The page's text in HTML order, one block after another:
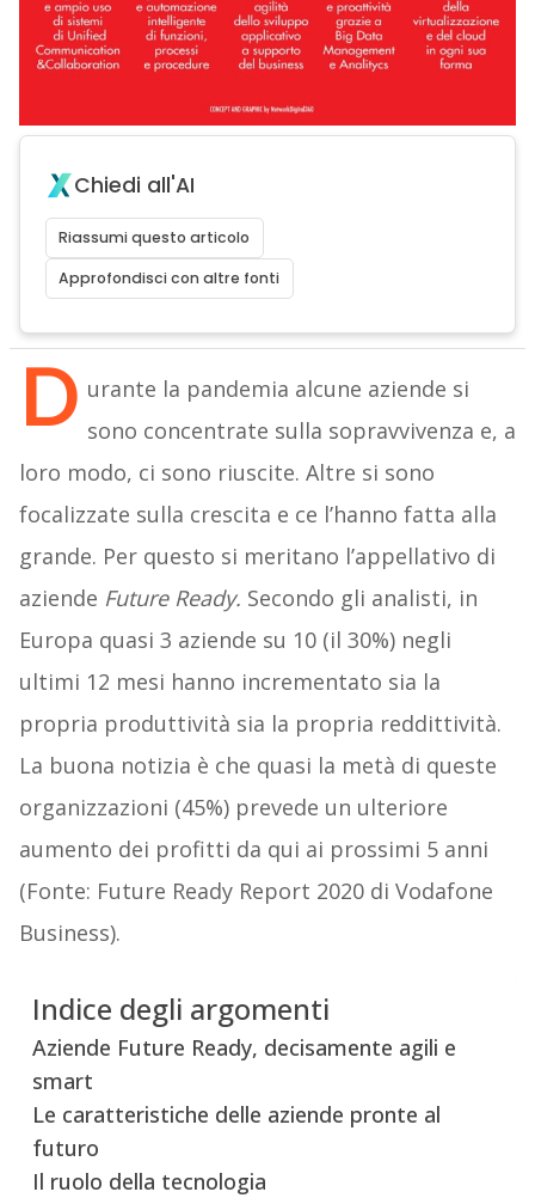
Chiedi all'AI
Riassumi questo articolo
Approfondisci con altre fonti
D urante la pandemia alcune aziende si
sono concentrate sulla sopravvivenza e, a
loro modo, ci sono riuscite. Altre si sono
focalizzate sulla crescita e ce l’hanno fatta alla
grande. Per questo si meritano l’appellativo di
aziende Future Ready. Secondo gli analisti, in
Europa quasi 3 aziende su 10 (il 30%) negli
ultimi 12 mesi hanno incrementato sia la
propria produttività sia la propria reddittività.
La buona notizia è che quasi la metà di queste
organizzazioni (45%) prevede un ulteriore
aumento dei profitti da qui ai prossimi 5 anni
(Fonte: Future Ready Report 2020 di Vodafone
Business).
Indice degli argomenti
Aziende Future Ready, decisamente agili e
smart
Le caratteristiche delle aziende pronte al
futuro
Il ruolo della tecnologia